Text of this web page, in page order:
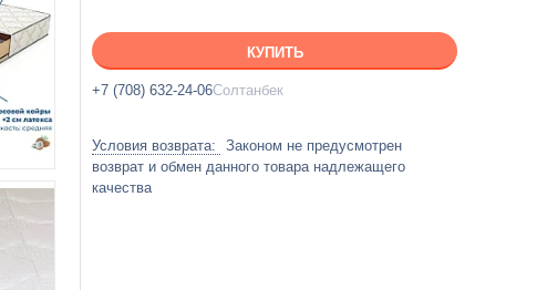
КУПИТЬ
+7 (708) 632-24-06Солтанбек
Законом не предусмотрен
возврат и обмен данного товара надлежащего
качества